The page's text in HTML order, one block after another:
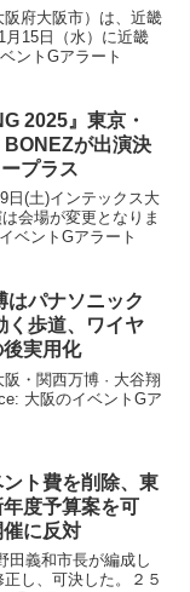
府大阪市）は、近畿
月15日（水）に近畿
ントGアラート
2025』東京・
が出演決
プラス
日(土)インテックス大
会場が変更となりま
ベントGアラート
はパナソニック
く歩道、ワイヤ
実用化
阪・関西万博 · 大谷翔
大阪のイベントGア
ント費を削除、東
度予算案を可
に反対
田義和市長が編成し
し、可決した。２５